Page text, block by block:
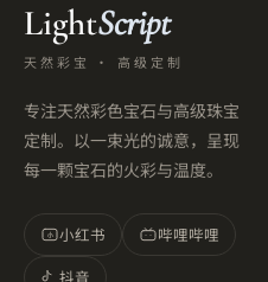
LightScript
天然彩宝 · 高级定制
专注天然彩色宝石与高级珠宝
定制。以一束光的诚意，呈现
每一颗宝石的火彩与温度。
小 小红书
哔哩哔哩
抖音